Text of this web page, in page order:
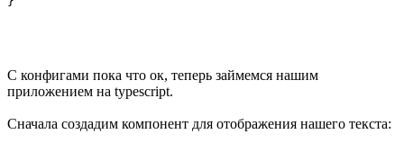
С конфигами пока что ок, теперь займемся нашим
приложением на typescript.
Сначала создадим компонент для отображения нашего текста: